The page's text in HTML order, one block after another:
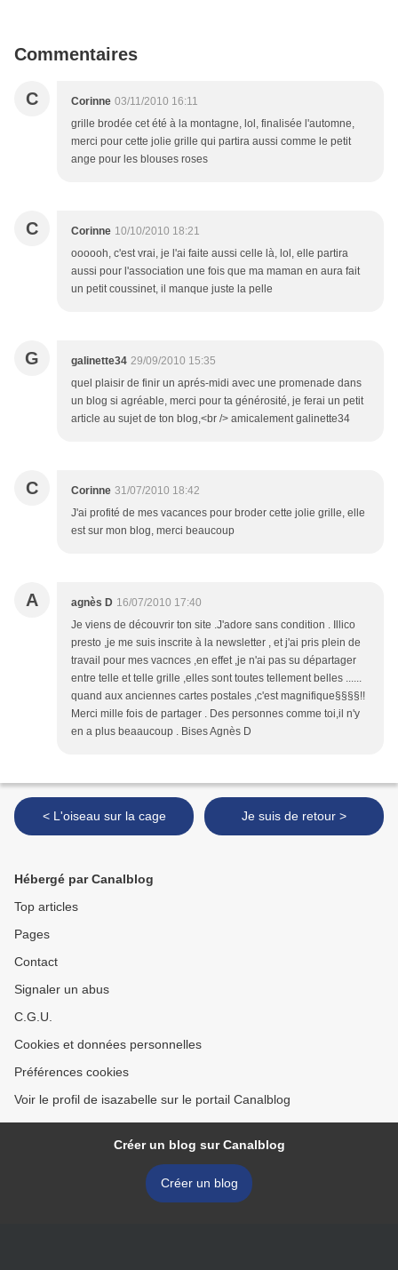
Commentaires
C Corinne 03/11/2010 16:11
grille brodée cet été à la montagne, lol, finalisée l'automne,
merci pour cette jolie grille qui partira aussi comme le petit
ange pour les blouses roses
C Corinne 10/10/2010 18:21
oooooh, c'est vrai, je l'ai faite aussi celle là, lol, elle partira
aussi pour l'association une fois que ma maman en aura fait
un petit coussinet, il manque juste la pelle
G galinette34 29/09/2010 15:35
quel plaisir de finir un aprés-midi avec une promenade dans
un blog si agréable, merci pour ta générosité, je ferai un petit
article au sujet de ton blog,<br /> amicalement galinette34
C Corinne 31/07/2010 18:42
J'ai profité de mes vacances pour broder cette jolie grille, elle
est sur mon blog, merci beaucoup
A agnès D 16/07/2010 17:40
Je viens de découvrir ton site .J'adore sans condition . Illico
presto ,je me suis inscrite à la newsletter , et j'ai pris plein de
travail pour mes vacnces ,en effet ,je n'ai pas su départager
entre telle et telle grille ,elles sont toutes tellement belles ......
quand aux anciennes cartes postales ,c'est magnifique§§§§!!
Merci mille fois de partager . Des personnes comme toi,il n'y
en a plus beaaucoup . Bises Agnès D
< L'oiseau sur la cage Je suis de retour >
Hébergé par Canalblog
Top articles
Pages
Contact
Signaler un abus
C.G.U.
Cookies et données personnelles
Préférences cookies
Voir le profil de isazabelle sur le portail Canalblog
Créer un blog sur Canalblog
Créer un blog